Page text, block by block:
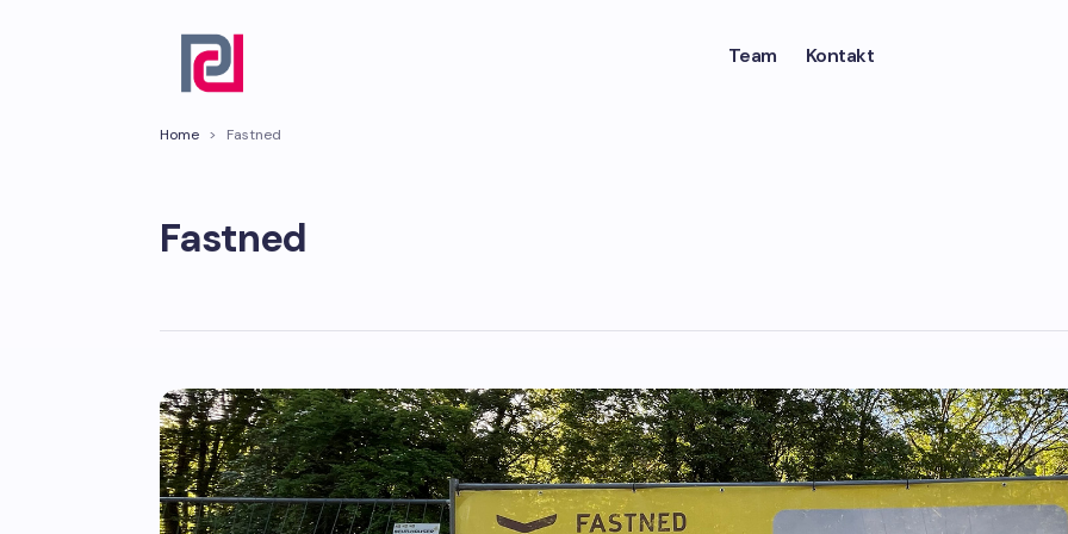
Team Kontakt
Home > Fastned
Fastned